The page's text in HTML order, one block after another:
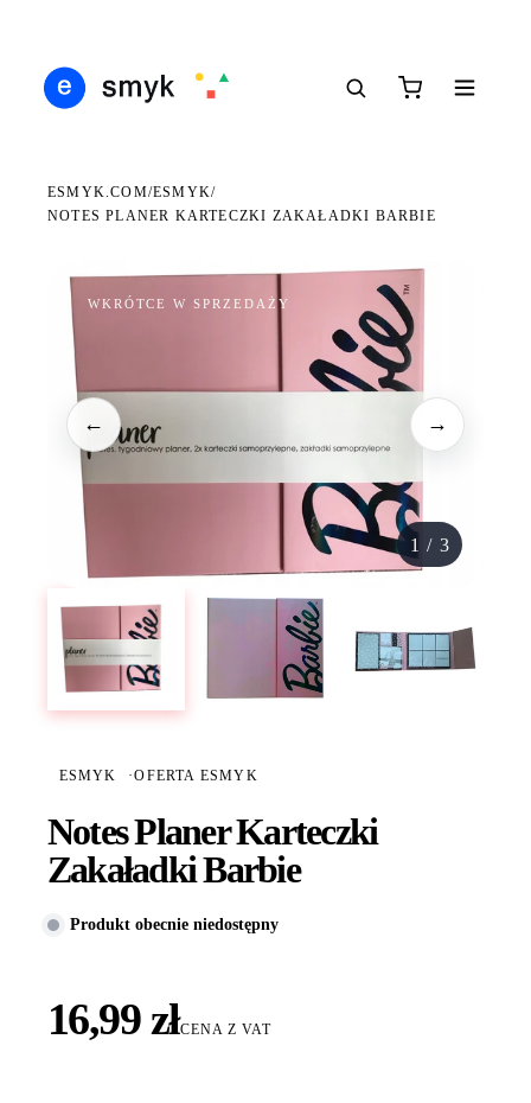
ESMYK.COM/ESMYK/
NOTES PLANER KARTECZKI ZAKAŁADKI BARBIE
WKRÓTCE W SPRZEDAŻY
← →
1 / 3
ESMYK ·OFERTA ESMYK
Notes Planer Karteczki
Zakaładki Barbie
Produkt obecnie niedostępny
16,99 złCENA Z VAT